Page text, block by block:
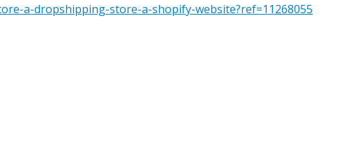
a-dropshipping-store-a-shopify-website?ref=11268055